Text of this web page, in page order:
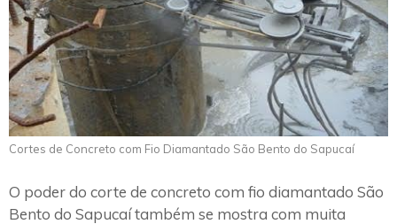
Cortes de Concreto com Fio Diamantado São Bento do Sapucaí
O poder do corte de concreto com fio diamantado São
Bento do Sapucaí também se mostra com muita